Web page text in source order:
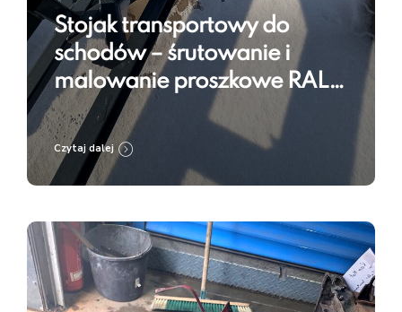
Stojak transportowy do
schodów – śrutowanie i
malowanie proszkowe RAL
7016
Czytaj dalej